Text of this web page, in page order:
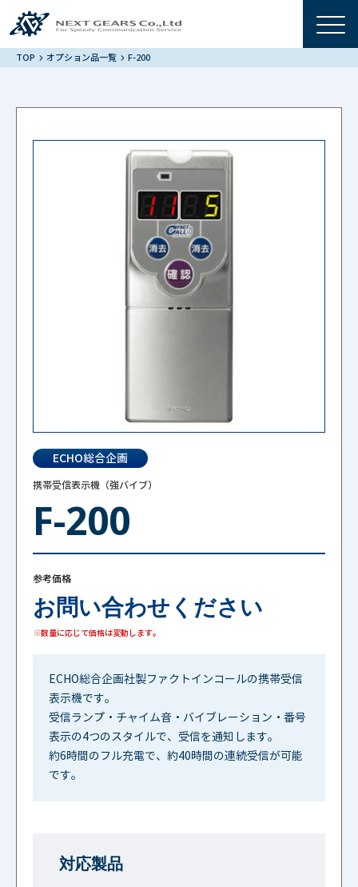
TOP オプション品一覧 F-200
ECHO総合企画
携帯受信表示機（強バイブ）
F-200
参考価格
お問い合わせください
※数量に応じて価格は変動します。
ECHO総合企画社製ファクトインコールの携帯受信
表示機です。
受信ランプ・チャイム音・バイブレーション・番号
表示の4つのスタイルで、受信を通知します。
約6時間のフル充電で、約40時間の連続受信が可能
です。
対応製品